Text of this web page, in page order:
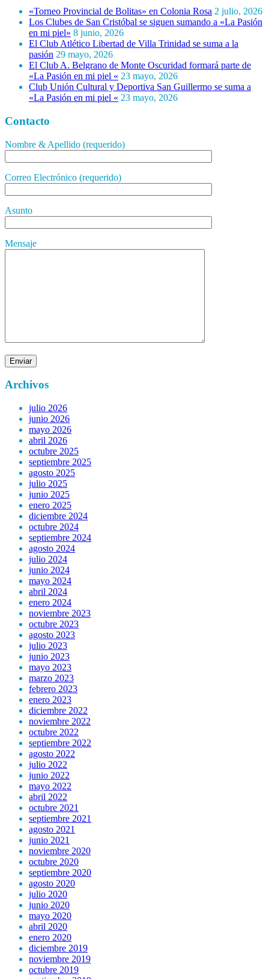
«Torneo Provincial de Bolitas» en Colonia Rosa 2 julio, 2026
Los Clubes de San Cristóbal se siguen sumando a «La Pasión
en mi piel» 8 junio, 2026
El Club Atlético Libertad de Villa Trinidad se suma a la
pasión 29 mayo, 2026
El Club A. Belgrano de Monte Oscuridad formará parte de
«La Pasión en mi piel « 23 mayo, 2026
Club Unión Cultural y Deportiva San Guillermo se suma a
«La Pasión en mi piel « 23 mayo, 2026
Contacto
Nombre & Apellido (requerido)
Correo Electrónico (requerido)
Asunto
Mensaje
Archivos
julio 2026
junio 2026
mayo 2026
abril 2026
octubre 2025
septiembre 2025
agosto 2025
julio 2025
junio 2025
enero 2025
diciembre 2024
octubre 2024
septiembre 2024
agosto 2024
julio 2024
junio 2024
mayo 2024
abril 2024
enero 2024
noviembre 2023
octubre 2023
agosto 2023
julio 2023
junio 2023
mayo 2023
marzo 2023
febrero 2023
enero 2023
diciembre 2022
noviembre 2022
octubre 2022
septiembre 2022
agosto 2022
julio 2022
junio 2022
mayo 2022
abril 2022
octubre 2021
septiembre 2021
agosto 2021
junio 2021
noviembre 2020
octubre 2020
septiembre 2020
agosto 2020
julio 2020
junio 2020
mayo 2020
abril 2020
enero 2020
diciembre 2019
noviembre 2019
octubre 2019